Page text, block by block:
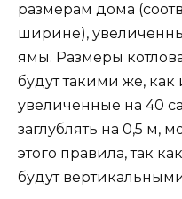
размерам дома
ширине),
ямы. Размеры
будут такими же,
увеличенные на 40
заглублять на 0,5 м,
этого правила, так
будут